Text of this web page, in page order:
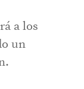
a los
un